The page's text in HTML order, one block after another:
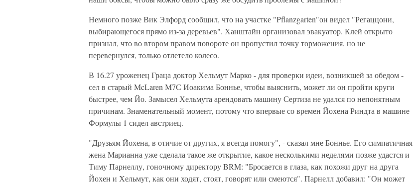
Немного позже Вик Элфорд сообщил, что на участке "Pflanzgarten"он видел "Регаццони,
выбирающегося прямо из-за деревьев". Ханштайн организовал эвакуатор. Клей открыто
признал, что во втором правом повороте он пропустил точку торможения, но не
перевернулся, только отлетело колесо.
В 16.27 уроженец Граца доктор Хельмут Марко - для проверки идеи, возникшей за обедом -
сел в старый McLaren М7С Иоакима Боннье, чтобы выяснить, может ли он пройти круги
быстрее, чем Йо. Замысел Хельмута арендовать машину Сертиза не удался по непонятным
причинам. Знаменательный момент, потому что впервые со времен Йохена Риндта в машине
Формулы 1 сидел австриец.
"Друзьям Йохена, в отичие от других, я всегда помогу", - сказал мне Боннье. Его симпатичная
жена Марианна уже сделала такое же открытие, какое несколькими неделями позже удастся и
Тиму Парнеллу, гоночному директору BRM: "Бросается в глаза, как похожи друг на друга
Йохен и Хельмут, как они ходят, стоят, говорят или смеются". Парнелл добавил: "Он может